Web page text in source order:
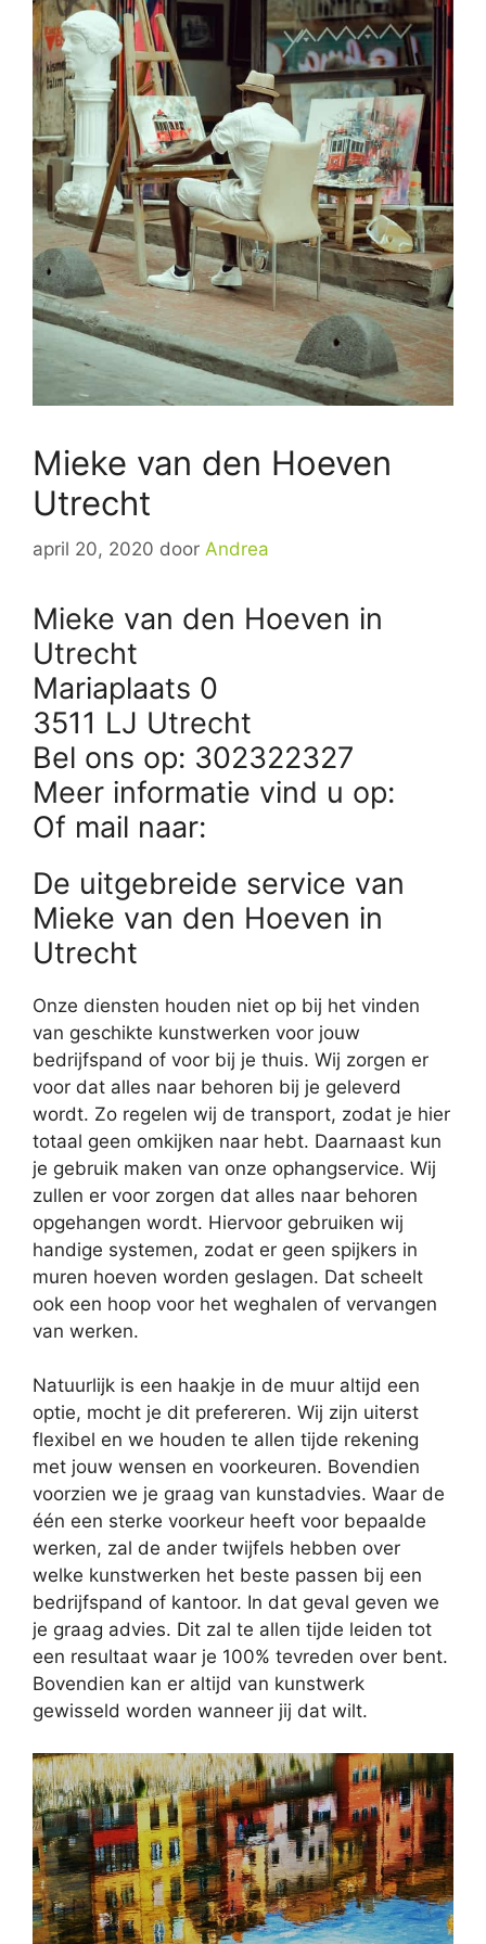
Mieke van den Hoeven
Utrecht
april 20, 2020 door Andrea
Mieke van den Hoeven in
Utrecht
Mariaplaats 0
3511 LJ Utrecht
Bel ons op: 302322327
Meer informatie vind u op:
Of mail naar:
De uitgebreide service van
Mieke van den Hoeven in
Utrecht
Onze diensten houden niet op bij het vinden
van geschikte kunstwerken voor jouw
bedrijfspand of voor bij je thuis. Wij zorgen er
voor dat alles naar behoren bij je geleverd
wordt. Zo regelen wij de transport, zodat je hier
totaal geen omkijken naar hebt. Daarnaast kun
je gebruik maken van onze ophangservice. Wij
zullen er voor zorgen dat alles naar behoren
opgehangen wordt. Hiervoor gebruiken wij
handige systemen, zodat er geen spijkers in
muren hoeven worden geslagen. Dat scheelt
ook een hoop voor het weghalen of vervangen
van werken.
Natuurlijk is een haakje in de muur altijd een
optie, mocht je dit prefereren. Wij zijn uiterst
flexibel en we houden te allen tijde rekening
met jouw wensen en voorkeuren. Bovendien
voorzien we je graag van kunstadvies. Waar de
één een sterke voorkeur heeft voor bepaalde
werken, zal de ander twijfels hebben over
welke kunstwerken het beste passen bij een
bedrijfspand of kantoor. In dat geval geven we
je graag advies. Dit zal te allen tijde leiden tot
een resultaat waar je 100% tevreden over bent.
Bovendien kan er altijd van kunstwerk
gewisseld worden wanneer jij dat wilt.